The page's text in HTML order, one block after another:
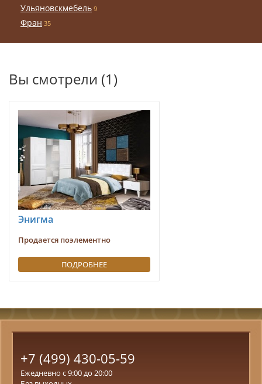
Ульяновскмебель 9
Фран 35
Вы смотрели (1)
Энигма
Продается поэлементно
ПОДРОБНЕЕ
+7 (499) 430-05-59
Ежедневно с 9:00 до 20:00